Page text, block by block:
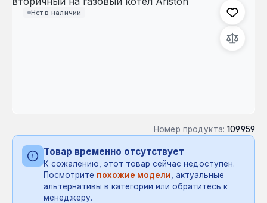
Нет в наличии
Номер продукта: 109959
Товар временно отсутствует
К сожалению, этот товар сейчас недоступен.
Посмотрите похожие модели , актуальные
альтернативы в категории или обратитесь к
менеджеру.